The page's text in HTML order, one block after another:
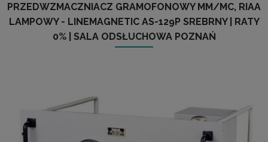
PRZEDWZMACZNIACZ GRAMOFONOWY MM/MC, RIAA
LAMPOWY - LINEMAGNETIC AS-129P SREBRNY | RATY
0% | SALA ODSŁUCHOWA POZNAŃ